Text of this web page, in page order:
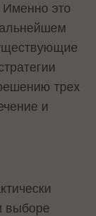
Именно это
трех
и
выборе